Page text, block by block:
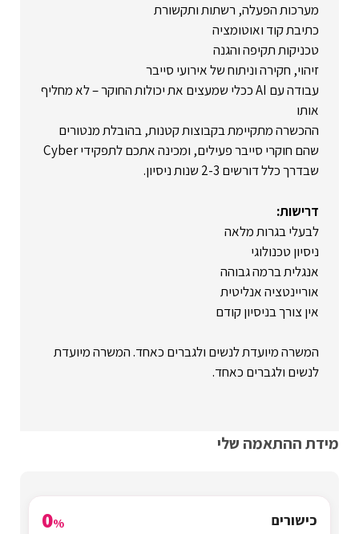
מערכות הפעלה, רשתות ותקשורת
כתיבת קוד ואוטומציה
טכניקות תקיפה והגנה
זיהוי, חקירה וניתוח של אירועי סייבר
עבודה עם AI ככלי שמעצים את יכולות החוקר – לא מחליף
אותו
ההכשרה מתקיימת בקבוצות קטנות, בהובלת מנטורים
שהם חוקרי סייבר פעילים, ומכינה אתכם לתפקידי Cyber
שבדרך כלל דורשים 2-3 שנות ניסיון.
דרישות:
לבעלי בגרות מלאה
ניסיון טכנולוגי
אנגלית ברמה גבוהה
אוריינטציה אנליטית
אין צורך בניסיון קודם
המשרה מיועדת לנשים ולגברים כאחד. המשרה מיועדת
לנשים ולגברים כאחד.
מידת ההתאמה שלי
כישורים 0%